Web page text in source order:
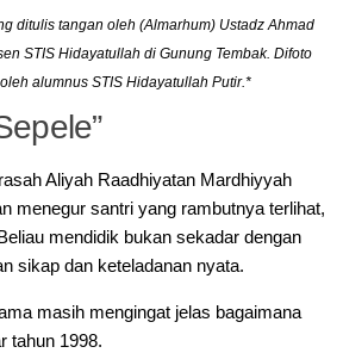
ditulis tangan oleh (Almarhum) Ustadz Ahmad
STIS Hidayatullah di Gunung Tembak. Difoto
alumnus STIS Hidayatullah Putir.*
Aliyah Raadhiyatan Mardhiyyah
menegur santri yang rambutnya terlihat,
mendidik bukan sekadar dengan
sikap dan keteladanan nyata.
masih mengingat jelas bagaimana
tahun 1998.